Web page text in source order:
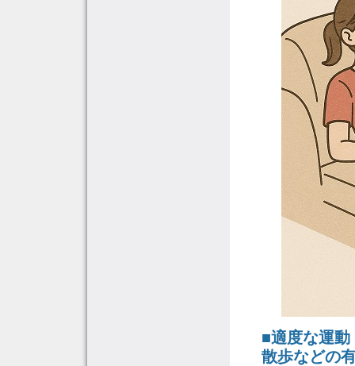
■適度な運動
散歩などの